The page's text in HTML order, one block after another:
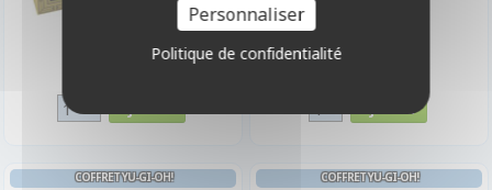
29,90 € 19,90 €
COFFRET YU-GI-OH! COFFRET YU-GI-OH!
Personnaliser
Politique de confidentialité